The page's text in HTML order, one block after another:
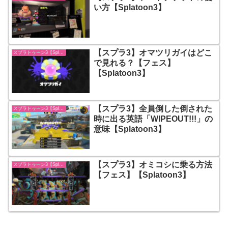
い方【Splatoon3】
スプラトゥーン3【Splatoon3】
【スプラ3】オマツリガイはどこ
で見れる？【フェス】
【Splatoon3】
スプラトゥーン3【Splatoon3】
【スプラ3】全員倒した倒された
時に出る英語「WIPEOUT!!!」の
意味【Splatoon3】
【スプラ3】オミコシに乗る方法
【フェス】【Splatoon3】